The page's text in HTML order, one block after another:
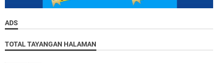
ADS
TOTAL TAYANGAN HALAMAN